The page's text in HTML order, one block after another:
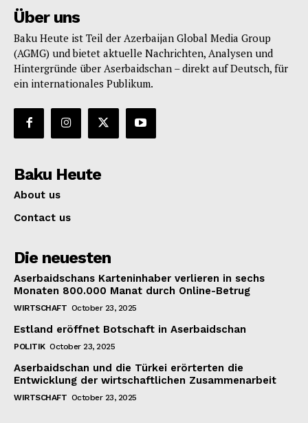
Über uns
Baku Heute ist Teil der Azerbaijan Global Media Group
(AGMG) und bietet aktuelle Nachrichten, Analysen und
Hintergründe über Aserbaidschan – direkt auf Deutsch, für
ein internationales Publikum.
Baku Heute
About us
Contact us
Die neuesten
Aserbaidschans Karteninhaber verlieren in sechs
Monaten 800.000 Manat durch Online-Betrug
WIRTSCHAFT October 23, 2025
Estland eröffnet Botschaft in Aserbaidschan
POLITIK October 23, 2025
Aserbaidschan und die Türkei erörterten die
Entwicklung der wirtschaftlichen Zusammenarbeit
WIRTSCHAFT October 23, 2025